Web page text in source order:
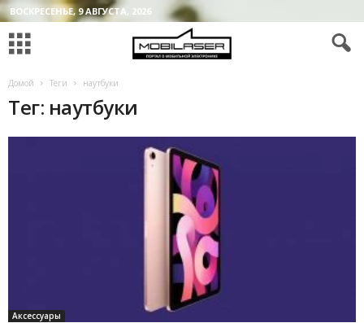
ВОСКРЕСЕНЬЕ, 9 АВГУСТА, 2026
Домой Теги наутбуки
Тег: наутбуки
Аксессуары